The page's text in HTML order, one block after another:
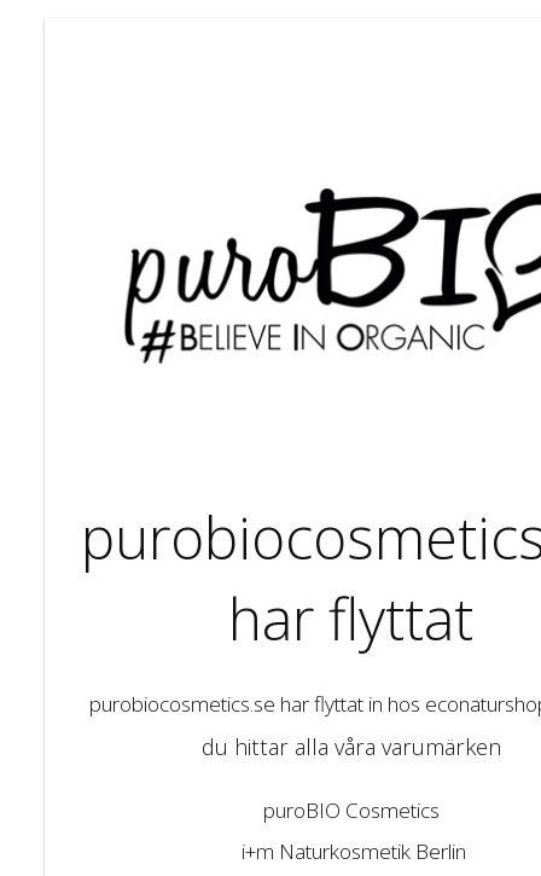
har flyttat
purobiocosmetics.se har flyttat in hos
du hittar alla våra varumärken
puroBIO Cosmetics
i+m Naturkosmetik Berlin